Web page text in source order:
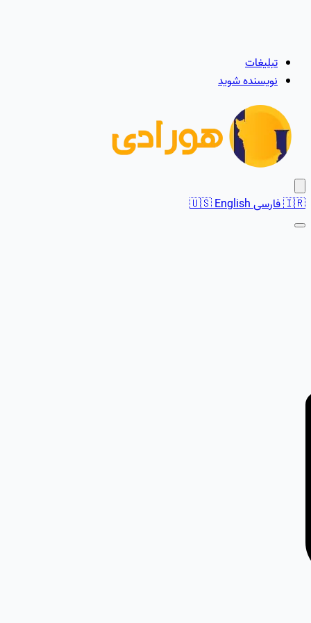
تبلیغات
نویسنده شوید
🇮🇷فارسی 🇺🇸English